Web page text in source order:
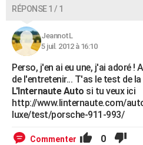
CARTE DE VOEUX
Carte de Noël
Carte Bonne année
Carte Saint-Valentin
Carte Pâques
Carte d'anniversaire
DICTIONNAIRE
Dictionnaire
Biographies
Citations
Expressions
Proverbes
COPAINS D'AVANT
S'inscrire
Se connecter
Lycées
Collèges
Primaires
Universités
Entreprises
Service militaire
Avis de recherche
AVIS DE DÉCÈS
FORUM
RÉPONSE 1 / 1
JeannotL
5 juil. 2012 à 16:10
Perso, j'en ai eu une, j'ai adoré
de l'entretenir... T'as le test de la
L'Internaute Auto si tu veux ici
http://www.linternaute.com/
luxe/test/porsche-911-993/
Commenter 0